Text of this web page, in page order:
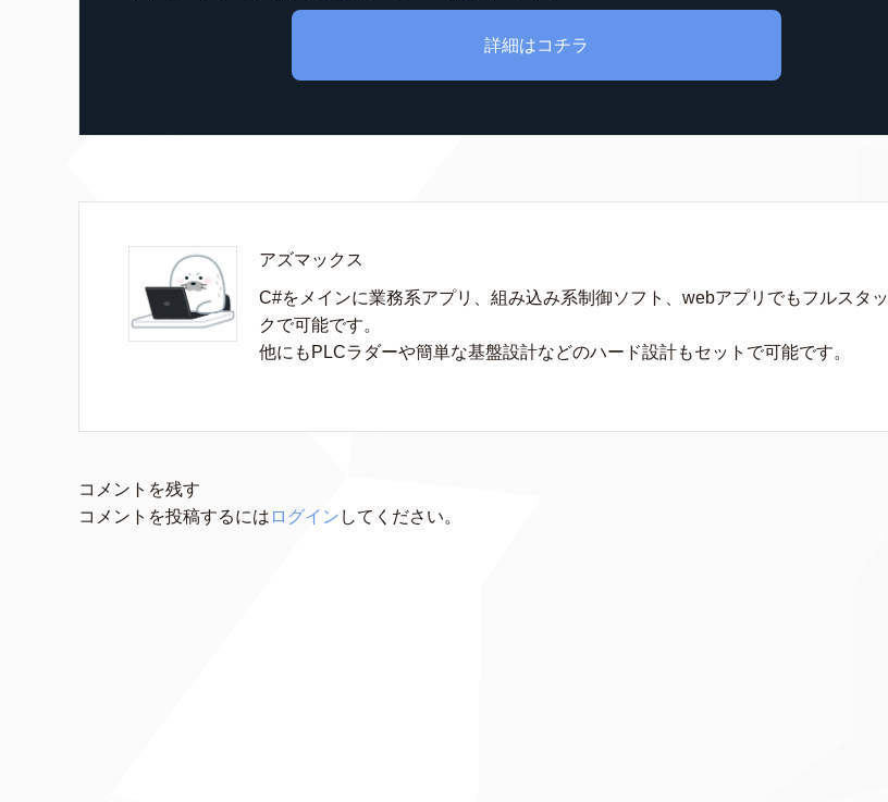
詳細はコチラ
アズマックス
C#をメインに業務系アプリ、組み込み系制御ソフト、webアプリでもフルスタッ
クで可能です。
他にもPLCラダーや簡単な基盤設計などのハード設計もセットで可能です。
コメントを残す
コメントを投稿するには ログイン してください。